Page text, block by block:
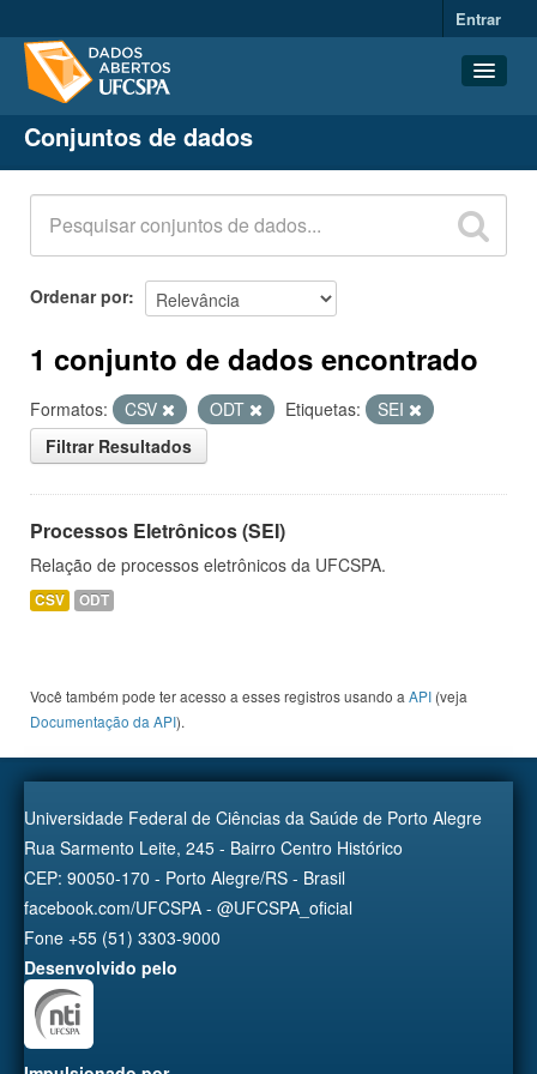
Entrar
Conjuntos de dados
Organizações
Grupos
Sobre
Conjuntos de dados
Ordenar por
1 conjunto de dados encontrado
Formatos: CSV ODT Etiquetas:
SEI
Filtrar Resultados
Processos Eletrônicos (SEI)
Relação de processos eletrônicos da UFCSPA.
CSV ODT
Você também pode ter acesso a esses registros usando a API (veja
Documentação da API).
Universidade Federal de Ciências da Saúde de Porto Alegre
Rua Sarmento Leite, 245 - Bairro Centro Histórico
CEP: 90050-170 - Porto Alegre/RS - Brasil
facebook.com/UFCSPA - @UFCSPA_oficial
Fone +55 (51) 3303-9000
Desenvolvido pelo